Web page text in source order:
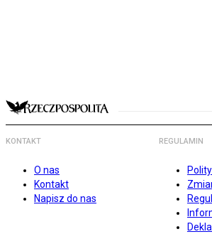
KONTAKT
O nas
Kontakt
Napisz do nas
REGULAMIN